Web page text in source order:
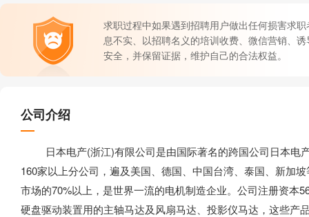
求职过程中如果遇到招聘用户做出任何损害求
息不实、以招聘名义的培训收费、微信营销、
安全，并保留证据，维护自己的合法权益。
公司介绍
日本电产(浙江)有限公司是由国际著名的跨国公司日本电
160家以上分公司，遍及美国、德国、中国台湾、泰国、新加
市场的70%以上，是世界一流的电机制造企业。公司注册资本
硬盘驱动装置用的主轴马达及风扇马达、投影仪马达，这些产